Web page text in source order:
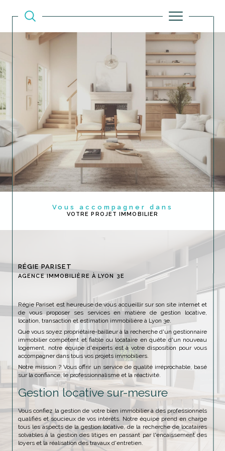
Vous accompagner dans
VOTRE PROJET IMMOBILIER
RÉGIE PARISET
AGENCE IMMOBILIÈRE À LYON 3E
Régie Pariset est heureuse de vous accueillir sur son site internet et
de vous proposer ses services en matière de gestion locative,
location, transaction et estimation immobilière à Lyon 3e.
Que vous soyez propriétaire-bailleur à la recherche d'un gestionnaire
immobilier compétent et fiable ou locataire en quête d'un nouveau
logement, notre équipe d'experts est à votre disposition pour vous
accompagner dans tous vos projets immobiliers.
Notre mission ? Vous offrir un service de qualité irréprochable, basé
sur la confiance, le professionnalisme et la réactivité.
Gestion locative sur-mesure
Vous confiez la gestion de votre bien immobilier à des professionnels
qualifiés et soucieux de vos intérêts. Notre équipe prend en charge
tous les aspects de la gestion locative, de la recherche de locataires
solvables à la gestion des litiges en passant par l'encaissement des
loyers et la réalisation des travaux d'entretien.